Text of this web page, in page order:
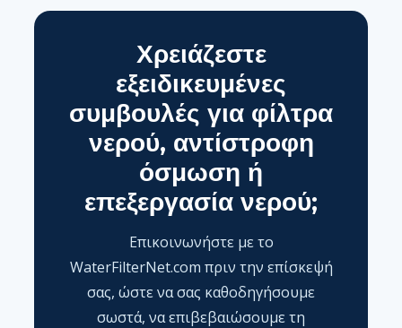
Χρειάζεστε
εξειδικευμένες
συμβουλές για φίλτρα
νερού, αντίστροφη
όσμωση ή
επεξεργασία νερού;
Επικοινωνήστε με το
WaterFilterNet.com πριν την επίσκεψή
σας, ώστε να σας καθοδηγήσουμε
σωστά, να επιβεβαιώσουμε τη